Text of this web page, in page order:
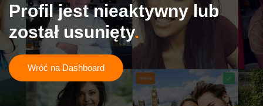
Profil jest nieaktywny lub
został usunięty
Wróć na Dashboard